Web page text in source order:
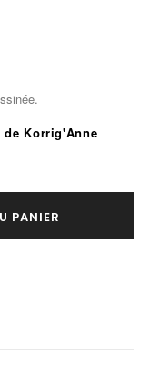
Korrig'Anne
PANIER